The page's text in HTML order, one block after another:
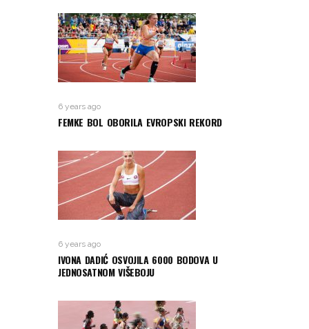
6 years ago
FEMKE BOL OBORILA EVROPSKI REKORD
6 years ago
IVONA DADIĆ OSVOJILA 6000 BODOVA U
JEDNOSATNOM VIŠEBOJU